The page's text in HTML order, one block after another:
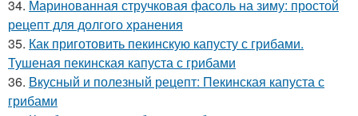
34. Маринованная стручковая фасоль на зиму: простой
рецепт для долгого хранения
35. Как приготовить пекинскую капусту с грибами.
Тушеная пекинская капуста с грибами
36. Вкусный и полезный рецепт: Пекинская капуста с
грибами